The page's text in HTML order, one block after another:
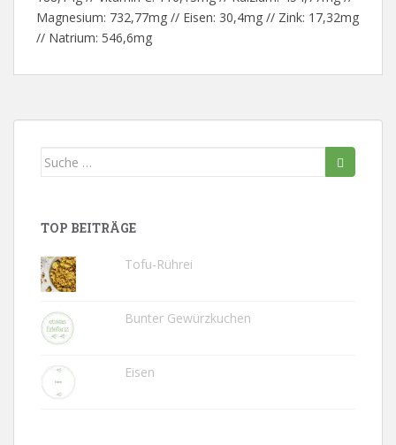
Magnesium: 732,77mg // Eisen: 30,4mg // Zink: 17,32mg
// Natrium: 546,6mg
Suche
TOP BEITRÄGE
Tofu-Rührei
Bunter Gewürzkuchen
Eisen